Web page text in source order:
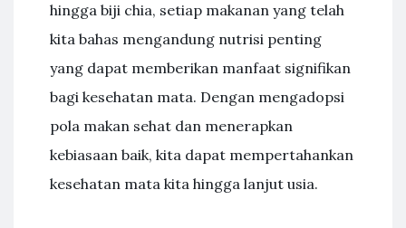
hingga biji chia, setiap makanan yang telah
kita bahas mengandung nutrisi penting
yang dapat memberikan manfaat signifikan
bagi kesehatan mata. Dengan mengadopsi
pola makan sehat dan menerapkan
kebiasaan baik, kita dapat mempertahankan
kesehatan mata kita hingga lanjut usia.